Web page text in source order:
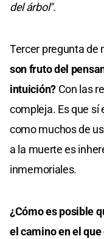
del árbol".
Tercer pregunta de
son fruto del
intuición? Con las
compleja. Es que
como muchos de
a la muerte es
inmemoriales.
¿Cómo es posible
el camino en el